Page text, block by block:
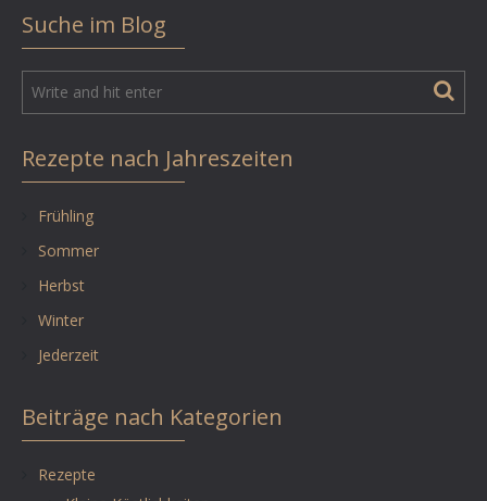
Suche im Blog
Rezepte nach Jahreszeiten
Frühling
Sommer
Herbst
Winter
Jederzeit
Beiträge nach Kategorien
Rezepte